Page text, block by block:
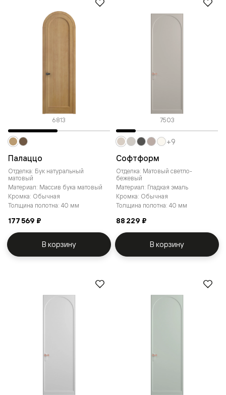
6813
Палаццо
Отделка: Бук натуральный
матовый
Материал: Массив бука матовый
Кромка: Обычная
Толщина полотна: 40 мм
177 569 ₽
В корзину
7503
Софтформ
Отделка: Матовый светло-
бежевый
Материал: Гладкая эмаль
Кромка: Обычная
Толщина полотна: 40 мм
88 229 ₽
+9
В корзину